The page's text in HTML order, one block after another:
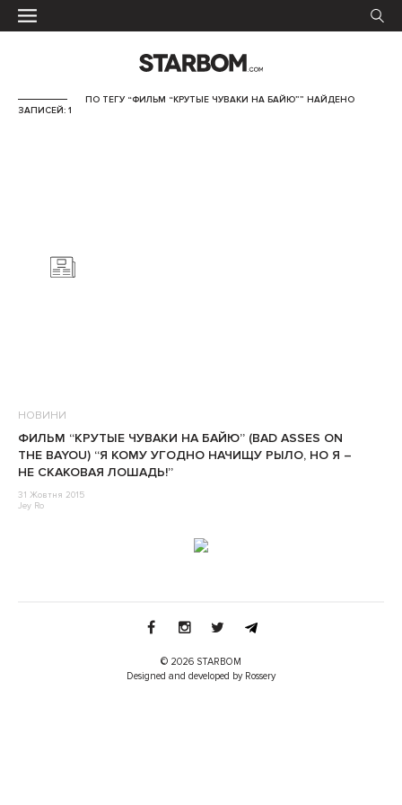
ПО ТЕГУ “ФИЛЬМ “КРУТЫЕ ЧУВАКИ НА БАЙЮ”” НАЙДЕНО
ЗАПИСЕЙ: 1
НОВИНИ
ФИЛЬМ “КРУТЫЕ ЧУВАКИ НА БАЙЮ” (BAD ASSES ON
THE BAYOU) “Я КОМУ УГОДНО НАЧИЩУ РЫЛО, НО Я –
НЕ СКАКОВАЯ ЛОШАДЬ!”
31 Жовтня 2015
Jey Ro
© 2026 STARBOM
Designed and developed by Rossery